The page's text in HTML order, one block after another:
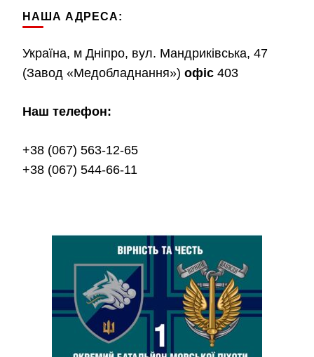
НАША АДРЕСА:
Україна, м Дніпро, вул. Мандриківська, 47
(Завод «Медобладнання») офіс 403
Наш телефон:
+38 (067) 563-12-65
+38 (067) 544-66-11